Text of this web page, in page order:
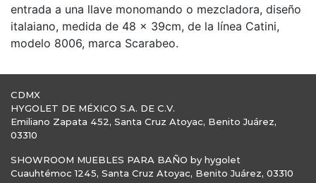
entrada a una llave monomando o mezcladora, diseño
italaiano, medida de 48 x 39cm, de la línea Catini,
modelo 8006, marca Scarabeo.
CDMX
HYGOLET DE MÉXICO S.A. DE C.V.
Emiliano Zapata 452, Santa Cruz Atoyac, Benito Juárez,
03310
SHOWROOM MUEBLES PARA BAÑO by hygolet
Cuauhtémoc 1245, Santa Cruz Atoyac, Benito Juárez, 03310